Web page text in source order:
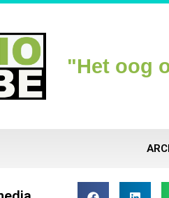
"Het oog